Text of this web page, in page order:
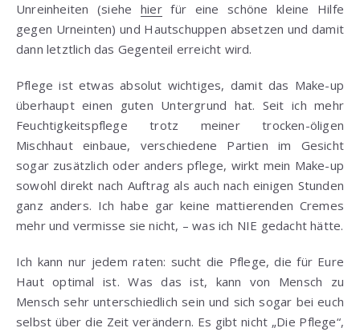
Unreinheiten (siehe hierfür eine schöne kleine Hilfe
gegen Urneinten) und Hautschuppen absetzen und damit
dann letztlich das Gegenteil erreicht wird.
Pflege ist etwas absolut wichtiges, damit das Make-up
überhaupt einen guten Untergrund hat. Seit ich mehr
Feuchtigkeitspflege trotz meiner trocken-öligen
Mischhaut einbaue, verschiedene Partien im Gesicht
sogar zusätzlich oder anders pflege, wirkt mein Make-up
sowohl direkt nach Auftrag als auch nach einigen Stunden
ganz anders. Ich habe gar keine mattierenden Cremes
mehr und vermisse sie nicht, – was ich NIE gedacht hätte.
Ich kann nur jedem raten: sucht die Pflege, die für Eure
Haut optimal ist. Was das ist, kann von Mensch zu
Mensch sehr unterschiedlich sein und sich sogar bei euch
selbst über die Zeit verändern. Es gibt nicht „Die Pflege“,